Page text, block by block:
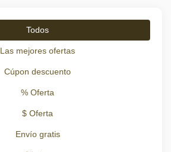
Todos
Las mejores ofertas
Cúpon descuento
% Oferta
$ Oferta
Envío gratis